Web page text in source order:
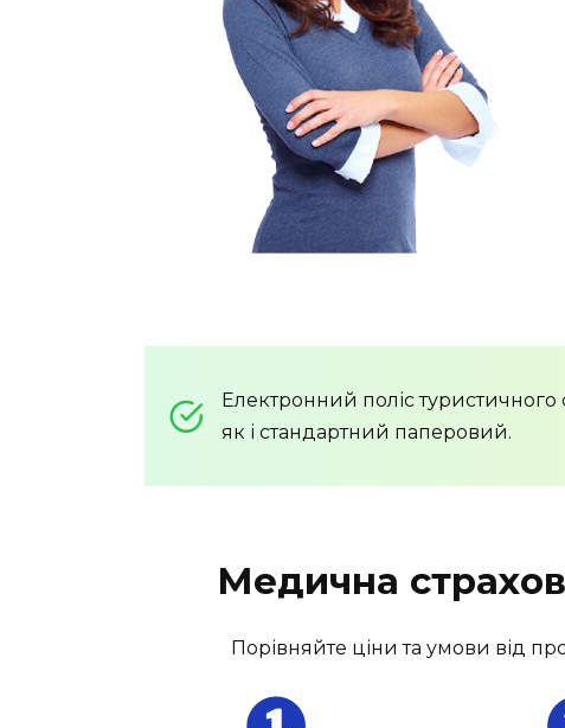
Електронний поліс
як і стандартний паперовий.
Медична
Порівняйте ціни та умови від